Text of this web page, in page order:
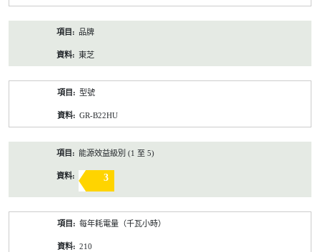
品牌
東芝
型號
GR-B22HU
能源效益級別 (1 至 5)
3
每年耗電量（千瓦小時）
210